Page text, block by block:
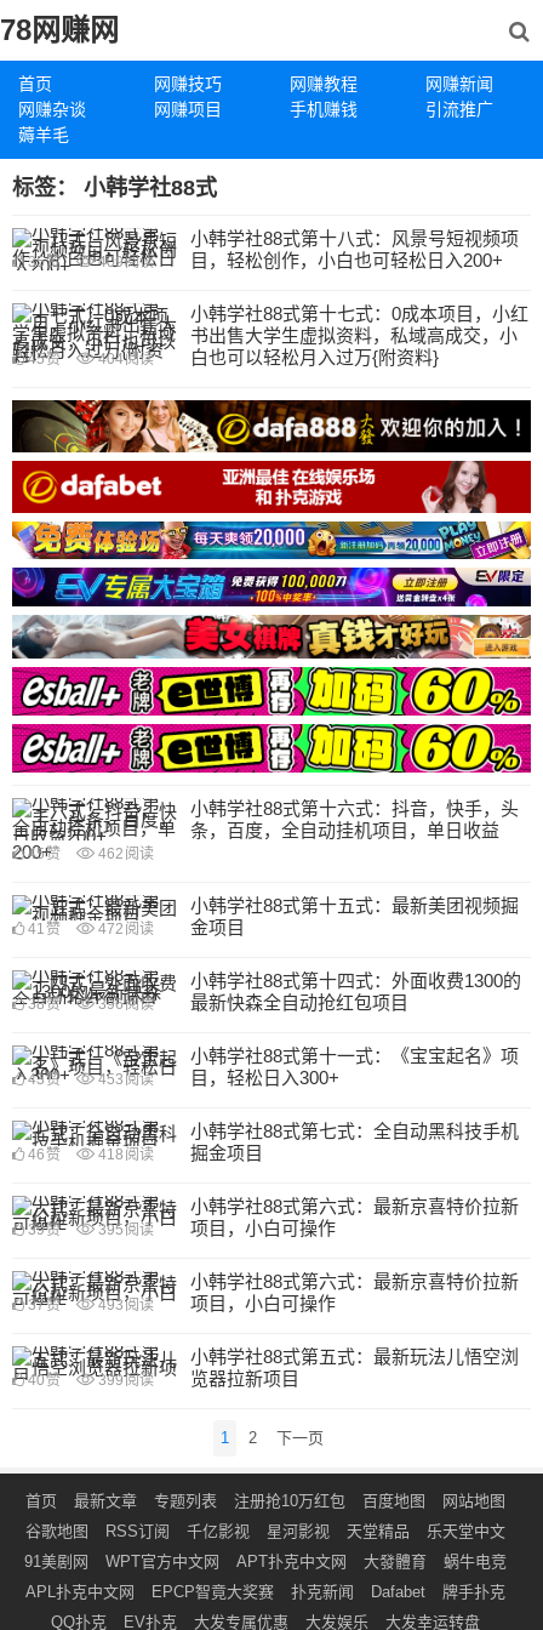
78网赚网
首页 网赚技巧 网赚教程
网赚新闻
网赚杂谈
网赚项目 手机赚钱
引流推广
薅羊毛
标签： 小韩学社88式
小韩学社88式第十八式：风景号短视频项
目，轻松创作，小白也可轻松日入200+
35赞 409阅读
小韩学社88式第十七式：0成本项目，小红
书出售大学生虚拟资料，私域高成交，小
白也可以轻松月入过万{附资料}
45赞 404阅读
小韩学社88式第十六式：抖音，快手，头
条，百度，全自动挂机项目，单日收益
200+
45赞 462 阅读
小韩学社88式第十五式：最新美团视频掘
金项目
41 赞 472 阅读
小韩学社88式第十四式：外面收费1300的
最新快森全自动抢红包项目
38赞 396阅读
小韩学社88式第十一式：《宝宝起名》项
目，轻松日入300+
43赞 453 阅读
小韩学社88式第七式：全自动黑科技手机
掘金项目
46 赞 418 阅读
小韩学社88式第六式：最新京喜特价拉新
项目，小白可操作
39赞 395阅读
小韩学社88式第六式：最新京喜特价拉新
项目，小白可操作
37赞 493阅读
小韩学社88式第五式：最新玩法儿悟空浏
览器拉新项目
40赞 399阅读
1 2 下一页
首页 最新文章 专题列表 注册抢10万红包 百度地图
网站地图
谷歌地图
RSS订阅 千亿影视 星河影视 天堂精品
乐天堂中文
91美剧网
WPT官方中文网 APT扑克中文网 大發體育
蜗牛电竞
APL扑克中文网
EPCP智竟大奖赛 扑克新闻 Dafabet
牌手扑克
QQ扑克
EV扑克 大发专属优惠 大发娱乐 大发幸运转盘